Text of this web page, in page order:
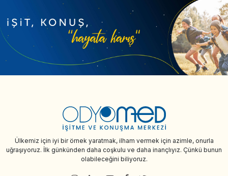
Ülkemiz için iyi bir örnek yaratmak, ilham vermek için azimle, onurla
uğraşıyoruz. İlk günkünden daha coşkulu ve daha inançlıyız. Çünkü bunun
olabileceğini biliyoruz.